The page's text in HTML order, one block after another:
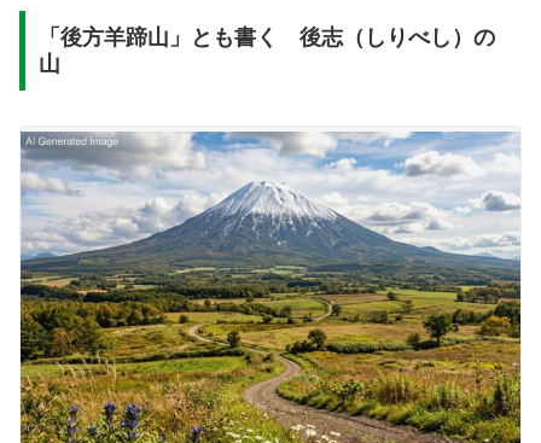
「後方羊蹄山」とも書く 後志（しりべし）の
山